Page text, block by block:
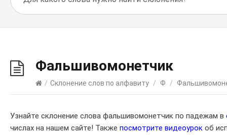
Фальшивомонетчик
/ Склонение слов по алфавиту / Ф /
Узнайте склонение слова фальшивомонетчик по падежам в
числах на нашем сайте! Также посмотрите видеоурок об